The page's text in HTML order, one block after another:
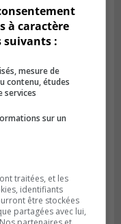
à
à caractère
suivants :
mesure de
contenu, études
services
sur un
traitées, et les
identifiants
être stockées
partagées avec lui,